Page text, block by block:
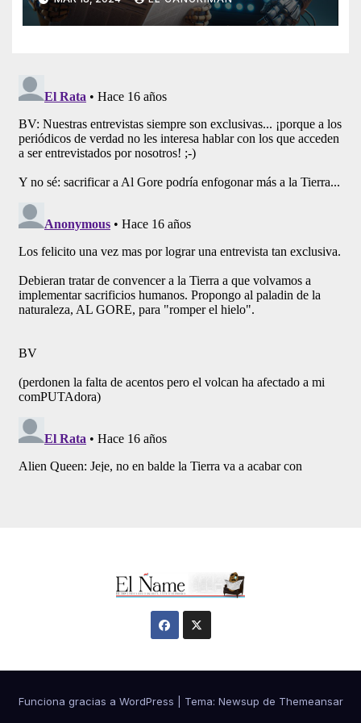
Artificial
Funciona gracias a WordPress Tema: Newsup de Themeansar